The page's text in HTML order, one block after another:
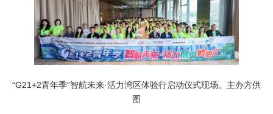
“G21+2青年季”智航未来·活力湾区体验行启动仪式现场。主办方供
图